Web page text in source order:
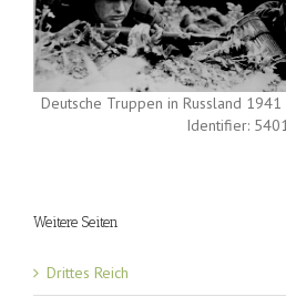
Deutsche Truppen in Russland
Identifier:
Weitere Seiten
Drittes Reich